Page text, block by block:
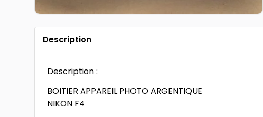
Description
Description :
BOITIER APPAREIL PHOTO ARGENTIQUE
NIKON F4